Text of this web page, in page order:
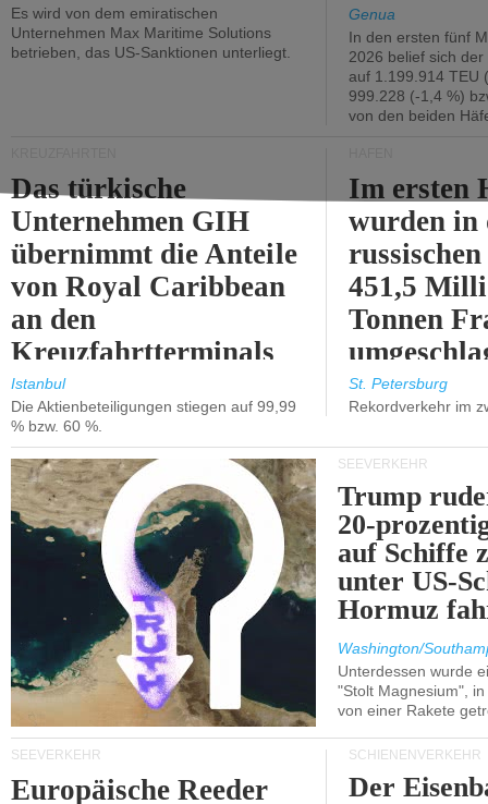
Es wird von dem emiratischen
Unternehmen Max Maritime Solutions
betrieben, das US-Sanktionen unterliegt.
Genua
In den ersten fünf
2026 belief sich
auf 1.199.914 TEU
999.228 (-1,4 %)
von den beiden
Das türkische
Unternehmen GIH
übernimmt die Anteile
von Royal Caribbean
an den
Kreuzfahrtterminals
in Kusadasi und
Lissabon.
Istanbul
Die Aktienbeteiligungen stiegen auf 99,99
% bzw. 60 %.
Im ersten
wurden in
451,5
Tonnen
%).
St. Petersburg
Rekordverkehr im
SEEVERKEHR
Trump
20-
auf Schiffe
unter US-
Hormuz
Washington/
Unterdessen wurde
"Stolt Magnesium",
von einer Rakete
SEEVERKEHR
Europäische Reeder
SCHIENENVERKEHR
Der